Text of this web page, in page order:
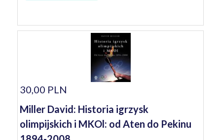
30,00 PLN
Miller David: Historia igrzysk
olimpijskich i MKOl: od Aten do Pekinu